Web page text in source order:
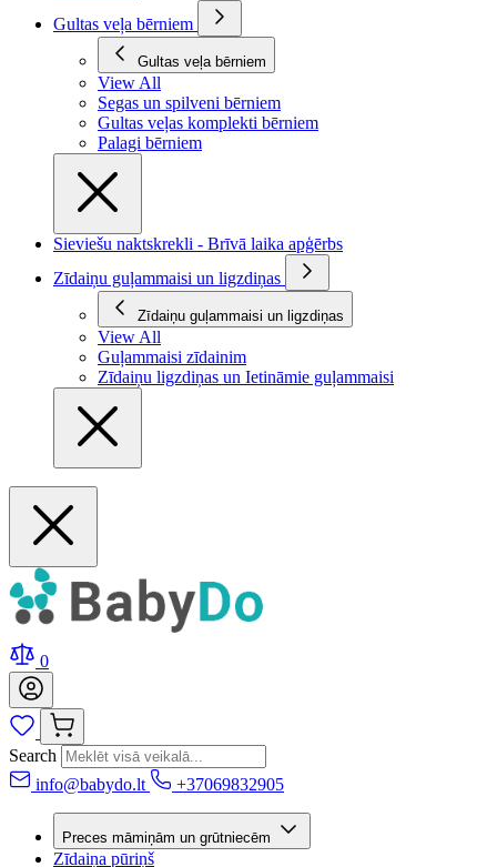
Gultas veļa bērniem
Gultas veļa bērniem
View All
Segas un spilveni bērniem
Gultas veļas komplekti bērniem
Palagi bērniem
Sieviešu naktskrekli - Brīvā laika apģērbs
Zīdaiņu guļammaisi un ligzdiņas
Zīdaiņu guļammaisi un ligzdiņas
View All
Guļammaisi zīdainim
Zīdaiņu ligzdiņas un Ietināmie guļammaisi
0
Search
info@babydo.lt
+37069832905
Preces māmiņām un grūtniecēm
Zīdaiņa pūriņš